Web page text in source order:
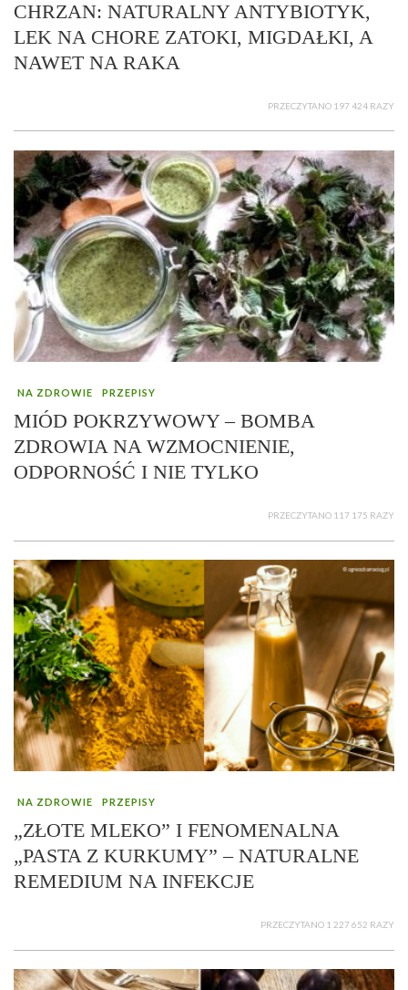
CHRZAN: NATURALNY ANTYBIOTYK,
LEK NA CHORE ZATOKI, MIGDAŁKI, A
NAWET NA RAKA
PRZECZYTANO 197 424 RAZY
NA ZDROWIE PRZEPISY
MIÓD POKRZYWOWY – BOMBA
ZDROWIA NA WZMOCNIENIE,
ODPORNOŚĆ I NIE TYLKO
PRZECZYTANO 117 175 RAZY
NA ZDROWIE PRZEPISY
„ZŁOTE MLEKO” I FENOMENALNA
„PASTA Z KURKUMY” – NATURALNE
REMEDIUM NA INFEKCJE
PRZECZYTANO 1 227 652 RAZY